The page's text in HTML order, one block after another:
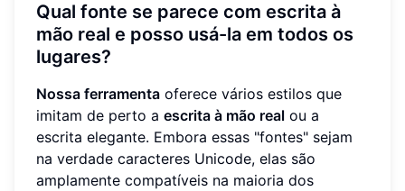
Qual fonte se parece com escrita à
mão real e posso usá-la em todos os
lugares?
Nossa ferramenta oferece vários estilos que
imitam de perto a escrita à mão real ou a
escrita elegante. Embora essas "fontes" sejam
na verdade caracteres Unicode, elas são
amplamente compatíveis na maioria dos